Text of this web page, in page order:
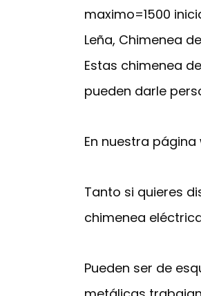
maximo=1500
Leña, Chimenea
Estas chimenea
pueden darle
En nuestra
Tanto si quieres
chimenea
Pueden ser de